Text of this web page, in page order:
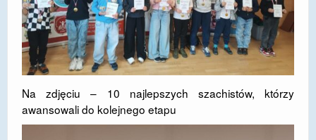
Na zdjęciu – 10 najlepszych szachistów, którzy
awansowali do kolejnego etapu